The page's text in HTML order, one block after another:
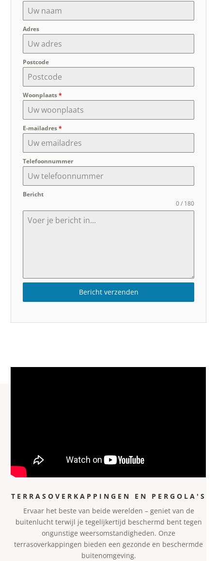
Adres
Postcode
Woonplaats*
E-mailadres*
Telefoonnummer
Bericht
0 / 180
Bericht verzenden
TERRASOVERKAPPINGEN EN PERGOLA'S
Ervaar het beste van beide werelden – geniet van de
buitenlucht terwijl je tegelijkertijd beschermd bent tegen
ongunstige weersomstandigheden. Onze
terrasoverkappingen bieden een gezonde en beschermde
buitenomgeving.